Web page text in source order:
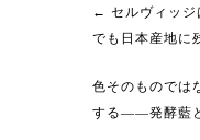
← セルヴィッ
でも日本産地に
色そのものでは
する——発酵藍